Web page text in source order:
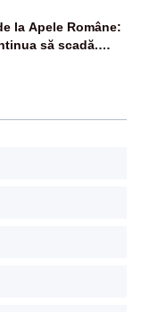
la Apele Române:
să scadă.
în 4 zile